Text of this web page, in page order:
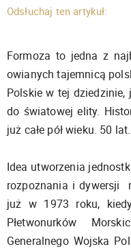
Odsłuchaj ten artykuł:
Formoza to jedna z
owianych tajemnicą
Polskie w tej dziedzinie,
do światowej elity.
już całe pół wieku. 50 lat.
Idea utworzenia
rozpoznania i dywersji
już w 1973 roku,
Płetwonurków
Generalnego Wojska